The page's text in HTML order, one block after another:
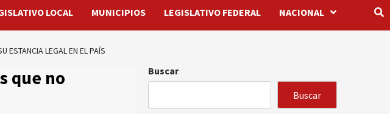
LOCAL MUNICIPIOS LEGISLATIVO FEDERAL NACIONAL
ESTANCIA LEGAL EN EL PAÍS
que no
Buscar
Buscar